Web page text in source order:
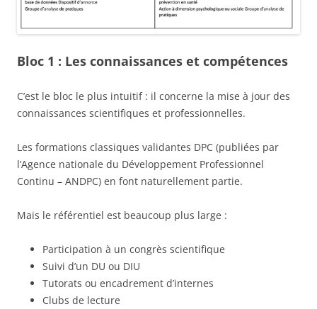
Bloc 1 : Les connaissances et compétences
C’est le bloc le plus intuitif : il concerne la mise à jour des
connaissances scientifiques et professionnelles.
Les formations classiques validantes DPC (publiées par
l’Agence nationale du Développement Professionnel
Continu – ANDPC) en font naturellement partie.
Mais le référentiel est beaucoup plus large :
Participation à un congrès scientifique
Suivi d’un DU ou DIU
Tutorats ou encadrement d’internes
Clubs de lecture